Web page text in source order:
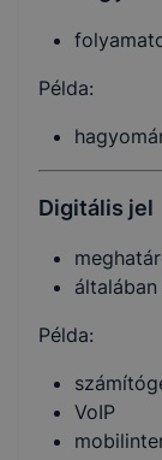
Példa:
Digitális jel
általában
Példa:
VoIP